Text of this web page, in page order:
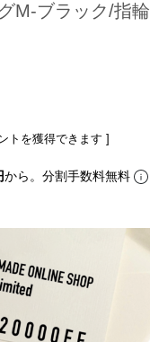
M-ブラック/指輪
トを獲得できます ]
から。分割手数料無料